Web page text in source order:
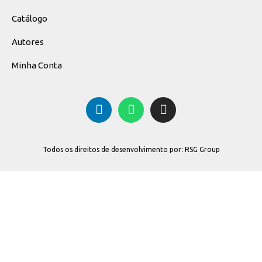
Catálogo
Autores
Minha Conta
Todos os direitos de desenvolvimento por: RSG Group